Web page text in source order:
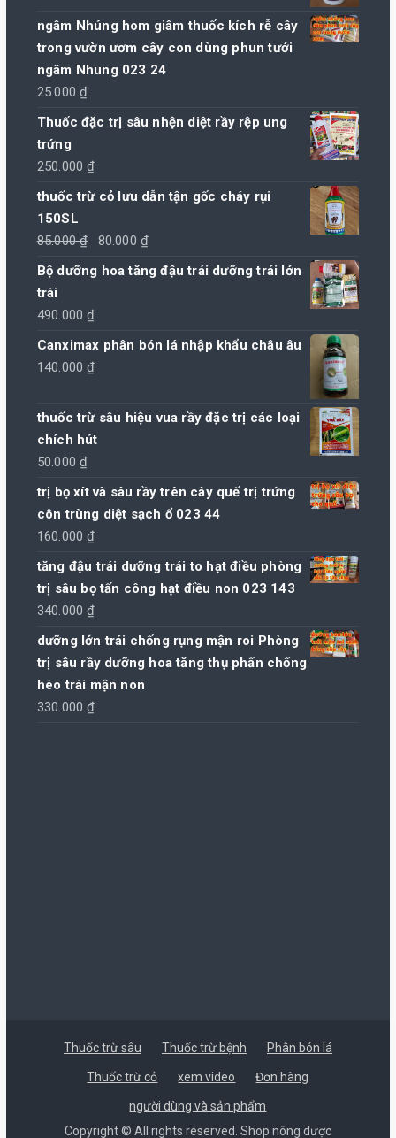
ngâm Nhúng hom giâm thuốc kích rễ cây
trong vườn ươm cây con dùng phun tưới
ngâm Nhung 023 24
25.000₫
Thuốc đặc trị sâu nhện diệt rầy rệp ung
trứng
250.000₫
thuốc trừ cỏ lưu dẫn tận gốc cháy rụi
150SL
85.000₫
Giá
gốc
85.000 ₫.
80.000 ₫
hiện
Bộ dưỡng hoa tăng đậu trái dưỡng trái lớn
trái
490.000₫
Canximax phân bón lá nhập khẩu châu âu
140.000₫
thuốc trừ sâu hiệu vua rầy đặc trị các loại
chích hút
50.000₫
trị bọ xít và sâu rầy trên cây quế trị trứng
côn trùng diệt sạch ổ 023 44
160.000₫
tăng đậu trái dưỡng trái to hạt điều phòng
trị sâu bọ tấn công hạt điều non 023 143
340.000₫
dưỡng lớn trái chống rụng mận roi Phòng
trị sâu rầy dưỡng hoa tăng thụ phấn chống
héo trái mận non
330.000₫
Thuốc trừ sâu Thuốc trừ bệnh Phân bón lá
Thuốc trừ cỏ xem video Đơn hàng
người dùng và sản phẩm
Copyright © All rights reserved. Shop nông dược